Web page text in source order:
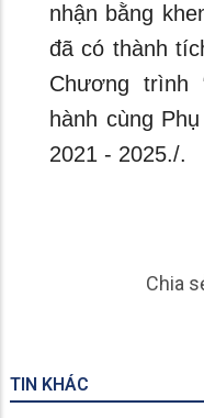
nhận bằng
đã có thành
Chương trình
hành cùng
2021 - 2025./.
Chia
TIN KHÁC